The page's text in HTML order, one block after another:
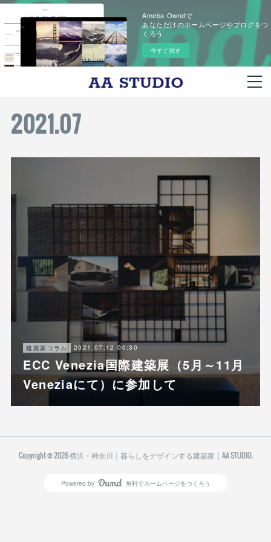
Ameba Owndで
あなただけのホームページやブログをつ
くろう
今すぐ試す
2021.07
建築家コラム 2021.07.12 00:30
ECC Venezia国際建築展（5月～11月
Veneziaにて）に参加して
Copyright ©2026横浜・神奈川｜暮らしをデザインする建築家｜AA STUDIO.
Powered by AmebaOwnd
無料でホームページをつくろう